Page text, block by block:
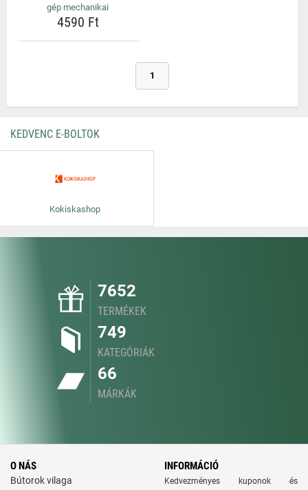
gép mechanikai
4590 Ft
1
KEDVENC E-BOLTOK
Kokiskashop
7652
TERMÉKEK
749
KATEGÓRIÁK
66
MÁRKÁK
O NÁS
Bútorok vilaga
INFORMÁCIÓ
Kedvezményes kuponok és